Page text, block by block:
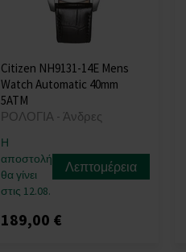
Citizen NH9131-14E Mens
Watch Automatic 40mm
5ATM
ΡΟΛΟΓΙΑ - Άνδρες
Η
αποστολή
θα γίνει
στις 12.08.
Λεπτομέρεια
189,00 €